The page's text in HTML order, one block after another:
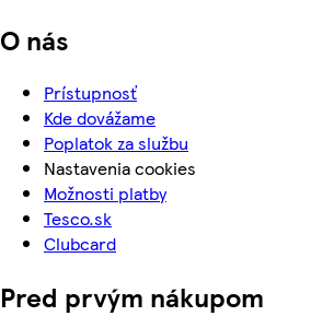
O nás
Prístupnosť
Kde dovážame
Poplatok za službu
Nastavenia cookies
Možnosti platby
Tesco.sk
Clubcard
Pred prvým nákupom